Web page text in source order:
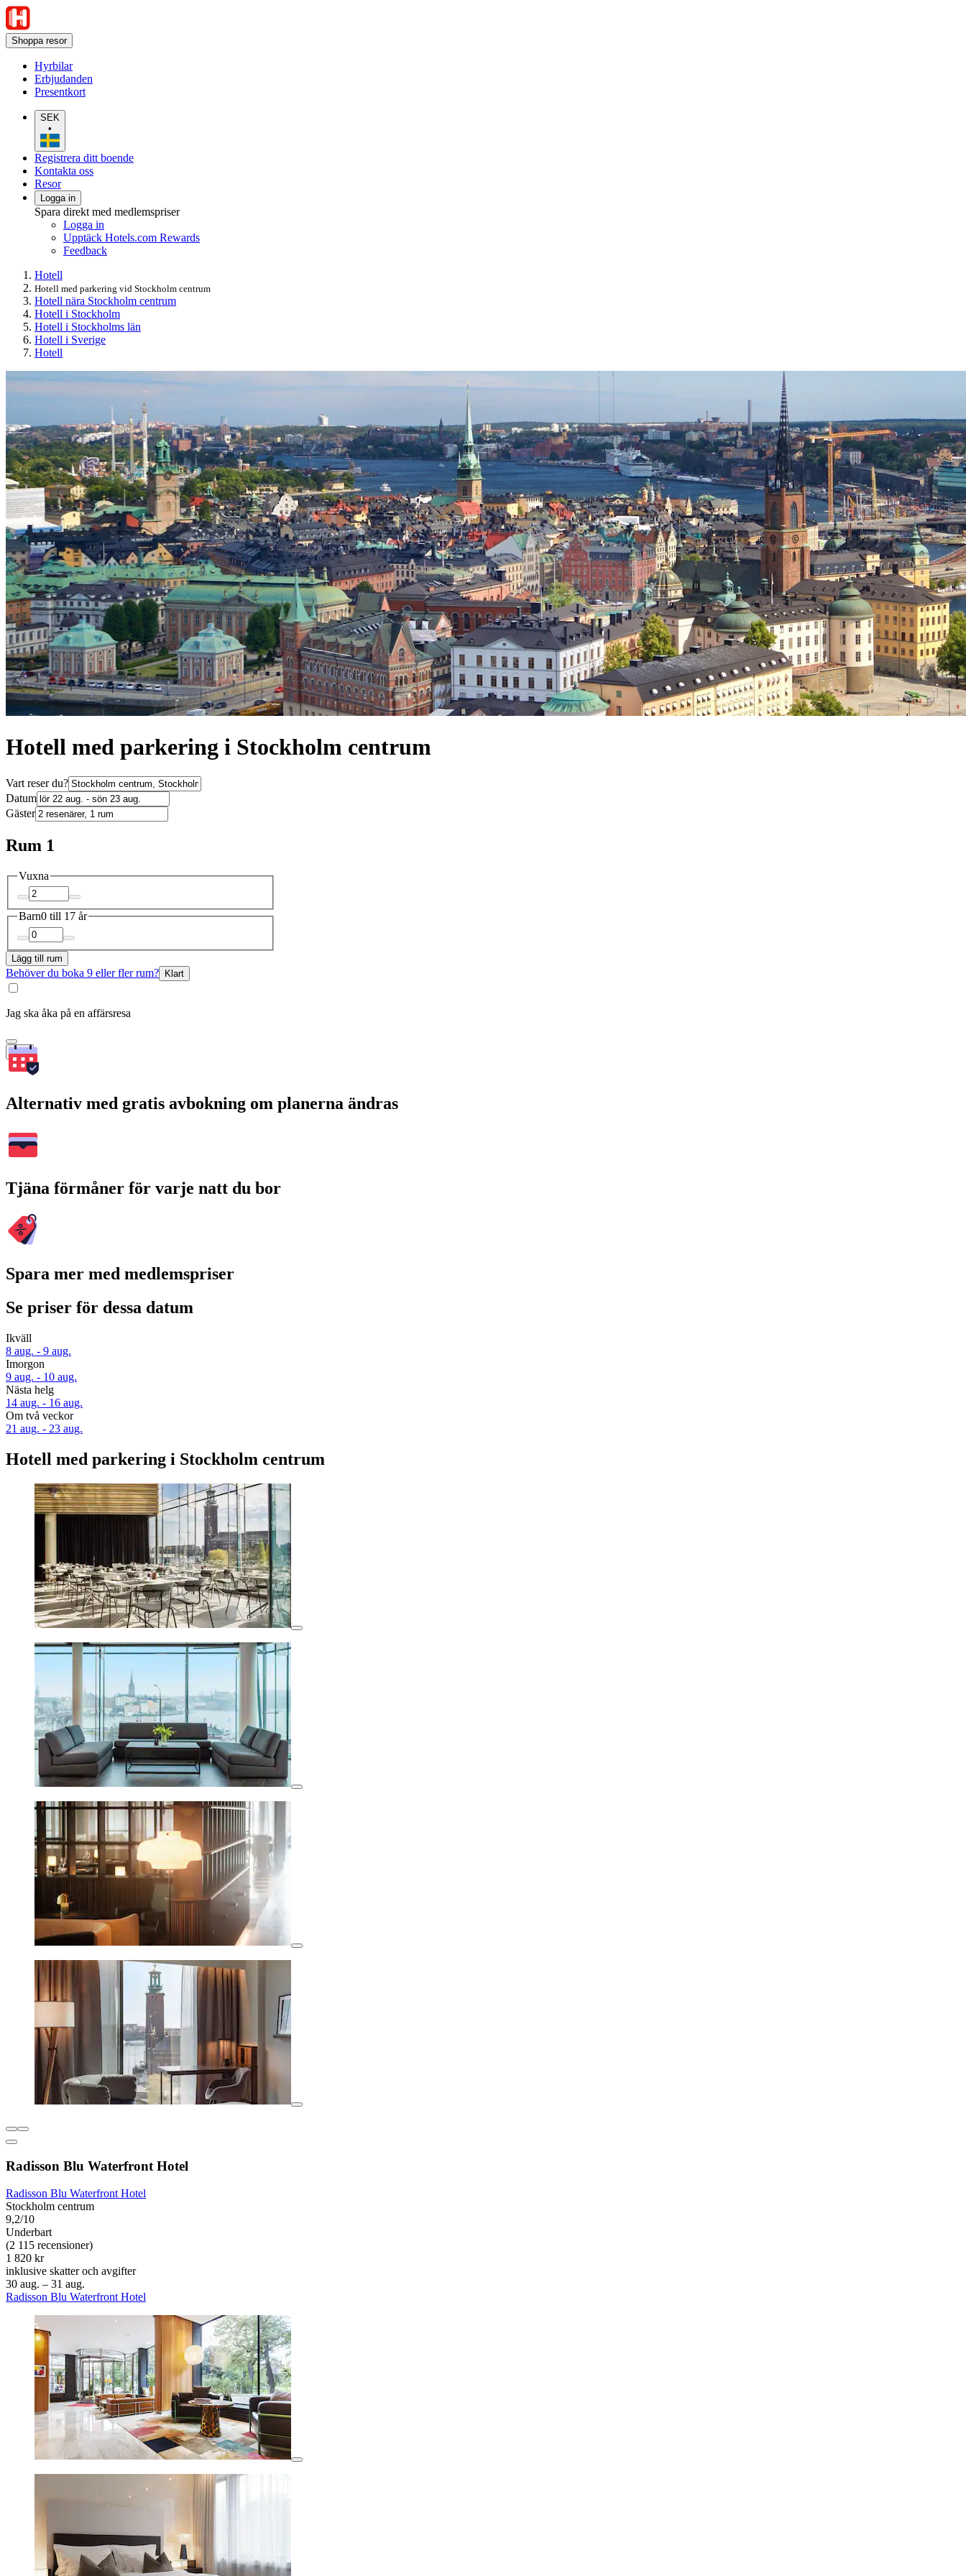
Shoppa resor
Hyrbilar
Erbjudanden
Presentkort
SEK
•
Registrera ditt boende
Kontakta oss
Resor
Logga in
Spara direkt med medlemspriser
Logga in
Upptäck Hotels.com Rewards
Feedback
Hotell
Hotell med parkering vid Stockholm centrum
Hotell nära Stockholm centrum
Hotell i Stockholm
Hotell i Stockholms län
Hotell i Sverige
Hotell
Hotell med parkering i Stockholm centrum
Vart reser du?
Datum
Gäster
Rum 1
Vuxna
Barn0 till 17 år
Lägg till rum
Behöver du boka 9 eller fler rum? Klart
Jag ska åka på en affärsresa
Sök
Alternativ med gratis avbokning om planerna ändras
Tjäna förmåner för varje natt du bor
Spara mer med medlemspriser
Se priser för dessa datum
Ikväll
8 aug. - 9 aug.
Imorgon
9 aug. - 10 aug.
Nästa helg
14 aug. - 16 aug.
Om två veckor
21 aug. - 23 aug.
Hotell med parkering i Stockholm centrum
Radisson Blu Waterfront Hotel
Radisson Blu Waterfront Hotel
Stockholm centrum
9,2/10
Underbart
(2 115 recensioner)
1 820 kr
inklusive skatter och avgifter
30 aug. – 31 aug.
Radisson Blu Waterfront Hotel